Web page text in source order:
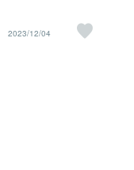
2023/12/04